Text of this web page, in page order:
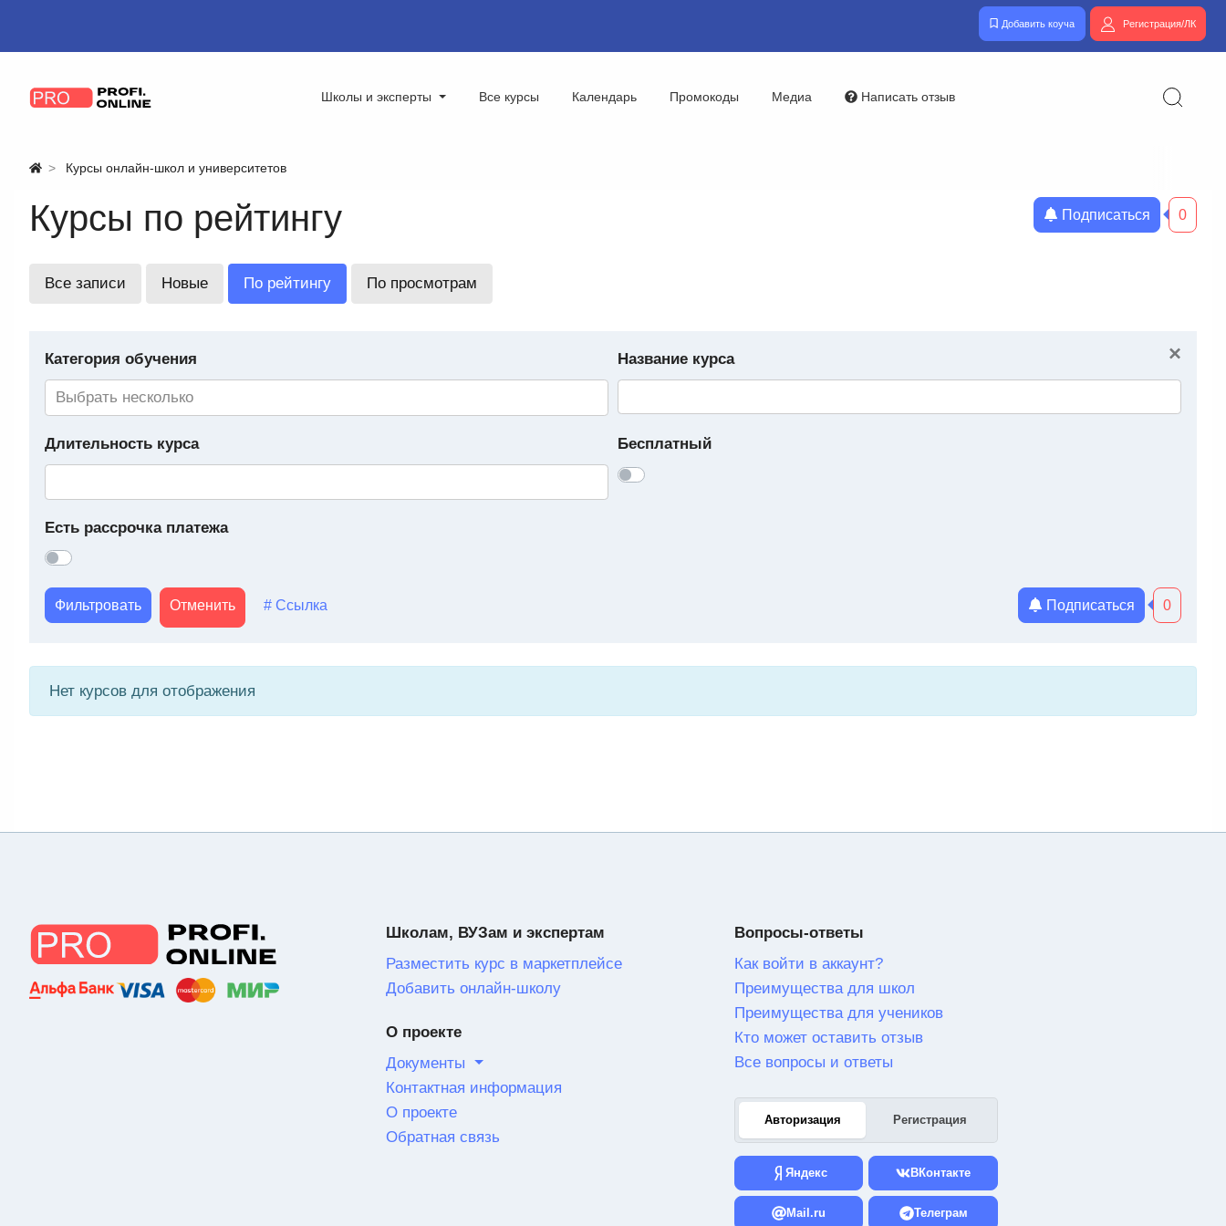
Добавить коуча Регистрация/ЛК
Школы и эксперты Все курсы Календарь Промокоды Медиа Написать отзыв
Курсы онлайн-школ и университетов
Курсы по рейтингу Подписаться 0
Все записи Новые По рейтингу По просмотрам
×
Категория обучения Название курса
Длительность курса Бесплатный
Есть рассрочка платежа
Фильтровать Отменить # Ссылка Подписаться 0
Нет курсов для отображения
Школам, ВУЗам и экспертам
Разместить курс в маркетплейсе
Добавить онлайн-школу
О проекте
Документы
Контактная информация
О проекте
Обратная связь
Вопросы-ответы
Как войти в аккаунт?
Преимущества для школ
Преимущества для учеников
Кто может оставить отзыв
Все вопросы и ответы
Авторизация Регистрация
Яндекс ВКонтакте
Mail.ru Телеграм